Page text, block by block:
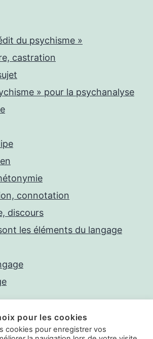
du psychisme »
castration
» pour la psychanalyse
connotation
discours
les éléments du langage
pour les cookies
cookies pour enregistrer vos